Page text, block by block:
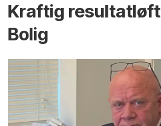
Kraftig
Bolig